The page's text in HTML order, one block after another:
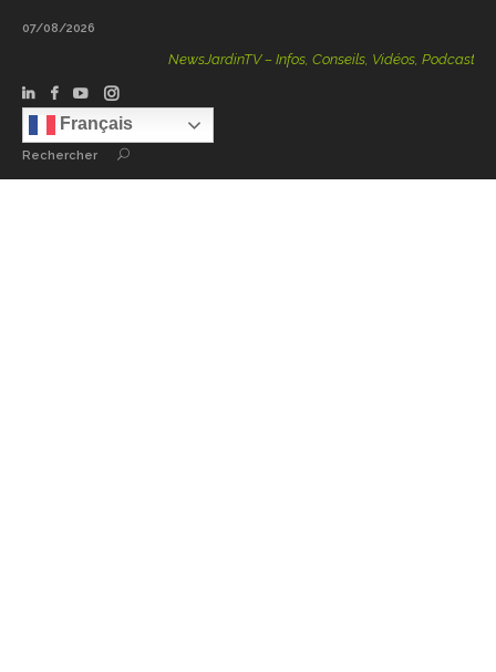
07/08/2026
NewsJardinTV – Infos, Conseils, Vidéos, Podcasts – 100 %
Français
Rechercher